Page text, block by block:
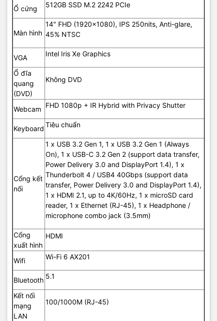
Ổ cứng 512GB SSD M.2 2242 PCIe
Màn hình
14" FHD (1920x1080), IPS 250nits, Anti-glare,
45% NTSC
VGA Intel Iris Xe Graphics
Ổ đĩa
quang
(DVD)
Không DVD
Webcam FHD 1080p + IR Hybrid with Privacy Shutter
Keyboard Tiêu chuẩn
Cổng kết
nối
1 x USB 3.2 Gen 1, 1 x USB 3.2 Gen 1 (Always
On), 1 x USB-C 3.2 Gen 2 (support data transfer,
Power Delivery 3.0 and DisplayPort 1.4), 1 x
Thunderbolt 4 / USB4 40Gbps (support data
transfer, Power Delivery 3.0 and DisplayPort 1.4),
1 x HDMI 2.1, up to 4K/60Hz, 1 x microSD card
reader, 1 x Ethernet (RJ-45), 1 x Headphone /
microphone combo jack (3.5mm)
Cổng
xuất hình
HDMI
Wifi Wi-Fi 6 AX201
Bluetooth 5.1
Kết nối
mạng
LAN
100/1000M (RJ-45)